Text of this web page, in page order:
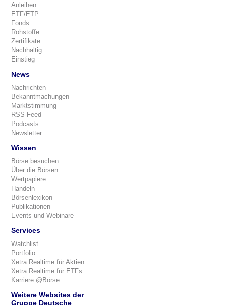
Anleihen
ETF/ETP
Fonds
Rohstoffe
Zertifikate
Nachhaltig
Einstieg
News
Nachrichten
Bekanntmachungen
Marktstimmung
RSS-Feed
Podcasts
Newsletter
Wissen
Börse besuchen
Über die Börsen
Wertpapiere
Handeln
Börsenlexikon
Publikationen
Events und Webinare
Services
Watchlist
Portfolio
Xetra Realtime für Aktien
Xetra Realtime für ETFs
Karriere @Börse
Weitere Websites der
Gruppe Deutsche